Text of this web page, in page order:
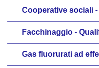
Cooperative sociali
Facchinaggio -
Gas fluorurati ad